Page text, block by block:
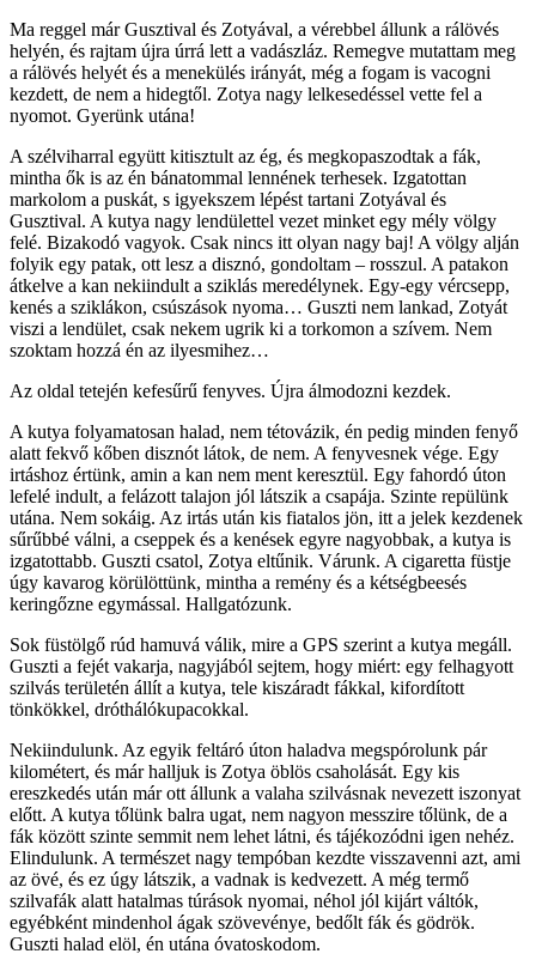
Ma reggel már Gusztival és Zotyával, a vérebbel állunk a rálövés
helyén, és rajtam újra úrrá lett a vadászláz. Remegve mutattam meg
a rálövés helyét és a menekülés irányát, még a fogam is vacogni
kezdett, de nem a hidegtől. Zotya nagy lelkesedéssel vette fel a
nyomot. Gyerünk utána!
A szélviharral együtt kitisztult az ég, és megkopaszodtak a fák,
mintha ők is az én bánatommal lennének terhesek. Izgatottan
markolom a puskát, s igyekszem lépést tartani Zotyával és
Gusztival. A kutya nagy lendülettel vezet minket egy mély völgy
felé. Bizakodó vagyok. Csak nincs itt olyan nagy baj! A völgy alján
folyik egy patak, ott lesz a disznó, gondoltam – rosszul. A patakon
átkelve a kan nekiindult a sziklás meredélynek. Egy-egy vércsepp,
kenés a sziklákon, csúszások nyoma… Guszti nem lankad, Zotyát
viszi a lendület, csak nekem ugrik ki a torkomon a szívem. Nem
szoktam hozzá én az ilyesmihez…
Az oldal tetején kefesűrű fenyves. Újra álmodozni kezdek.
A kutya folyamatosan halad, nem tétovázik, én pedig minden fenyő
alatt fekvő kőben disznót látok, de nem. A fenyvesnek vége. Egy
irtáshoz értünk, amin a kan nem ment keresztül. Egy fahordó úton
lefelé indult, a felázott talajon jól látszik a csapája. Szinte repülünk
utána. Nem sokáig. Az irtás után kis fiatalos jön, itt a jelek kezdenek
sűrűbbé válni, a cseppek és a kenések egyre nagyobbak, a kutya is
izgatottabb. Guszti csatol, Zotya eltűnik. Várunk. A cigaretta füstje
úgy kavarog körülöttünk, mintha a remény és a kétségbeesés
keringőzne egymással. Hallgatózunk.
Sok füstölgő rúd hamuvá válik, mire a GPS szerint a kutya megáll.
Guszti a fejét vakarja, nagyjából sejtem, hogy miért: egy felhagyott
szilvás területén állít a kutya, tele kiszáradt fákkal, kifordított
tönkökkel, dróthálókupacokkal.
Nekiindulunk. Az egyik feltáró úton haladva megspórolunk pár
kilométert, és már halljuk is Zotya öblös csaholását. Egy kis
ereszkedés után már ott állunk a valaha szilvásnak nevezett iszonyat
előtt. A kutya tőlünk balra ugat, nem nagyon messzire tőlünk, de a
fák között szinte semmit nem lehet látni, és tájékozódni igen nehéz.
Elindulunk. A természet nagy tempóban kezdte visszavenni azt, ami
az övé, és ez úgy látszik, a vadnak is kedvezett. A még termő
szilvafák alatt hatalmas túrások nyomai, néhol jól kijárt váltók,
egyébként mindenhol ágak szövevénye, bedőlt fák és gödrök.
Guszti halad elöl, én utána óvatoskodom.